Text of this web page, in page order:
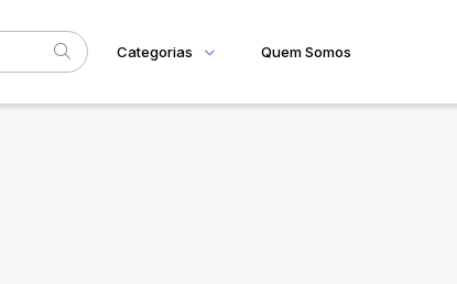
Categorias Quem Somos